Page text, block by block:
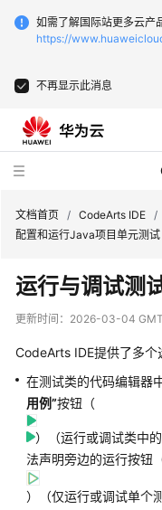
如需了解国际站更多云产
https://
不再显示此消息
最
新
动
产
品
介
绍
快
文档首页 / CodeArts IDE /
配置和运行Java项目单元测试
运行与调试测
更新时间： 2026-03-04
CodeArts IDE提供了多个
在测试类的代码编辑器
用例”按钮（
）（运行或调试类中
法声明旁边的运行按钮
）（仅运行或调试单个